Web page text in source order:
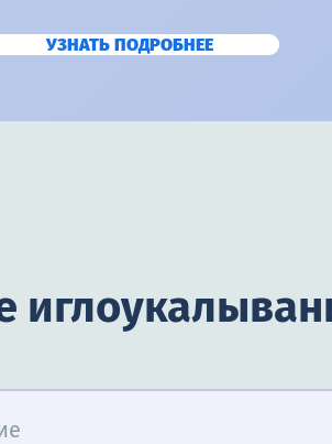
УЗНАТЬ ПОДРОБНЕЕ